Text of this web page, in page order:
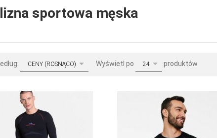
sportowa męska
sortCENY (ROSNĄCO) Wyświetl po pop24 produktów